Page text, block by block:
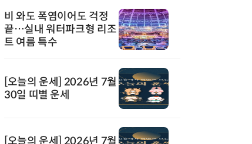
비 와도 폭염이어도 걱정
끝…실내 워터파크형 리조
트 여름 특수
[오늘의 운세] 2026년 7월
30일 띠별 운세
[오늘의 운세] 2026년 7월